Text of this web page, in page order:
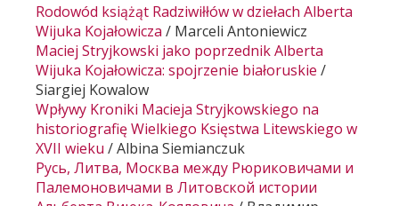
Rodowód książąt Radziwiłłów w dziełach Alberta
Wijuka Kojałowicza / Marceli Antoniewicz
Maciej Stryjkowski jako poprzednik Alberta
Wijuka Kojałowicza: spojrzenie białoruskie /
Siargiej Kowalow
Wpływy Kroniki Macieja Stryjkowskiego na
historiografię Wielkiego Księstwa Litewskiego w
XVII wieku /Albina Siemianczuk
Русь, Литва, Москва между Рюриковичами и
Палемоновичами в Литовской истории